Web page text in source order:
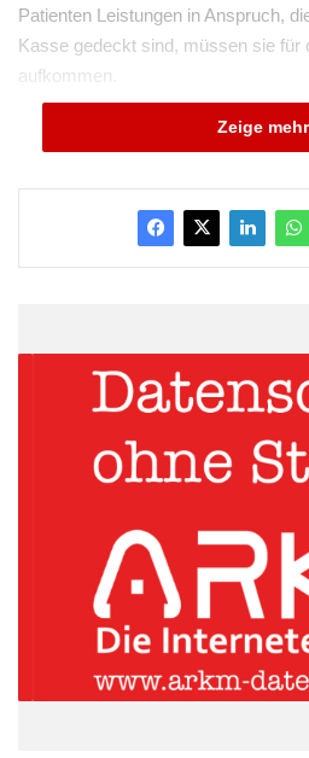
Patienten Leistungen in Anspruch,
Kasse gedeckt sind, müssen sie für
aufkommen.
Zeige mehr